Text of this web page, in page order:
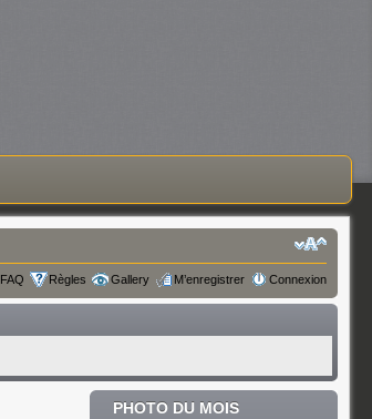
FAQ Règles Gallery M’enregistrer Connexion
PHOTO DU MOIS